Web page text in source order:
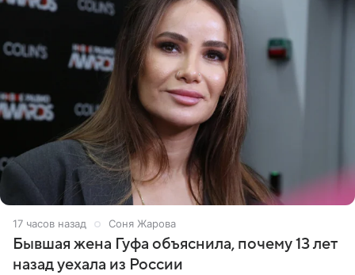
17 часов назад Соня Жарова
Бывшая жена Гуфа объяснила, почему 13 лет
назад уехала из России